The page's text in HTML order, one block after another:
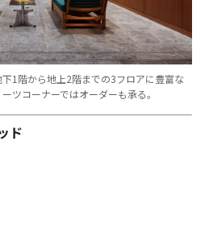
1階から地上2階までの3フロアに豊富な
ツコーナーではオーダーも承る。
ド